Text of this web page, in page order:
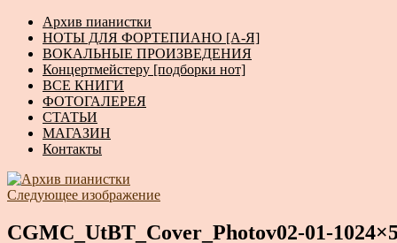
Архив пианистки
НОТЫ ДЛЯ ФОРТЕПИАНО [А-Я]
ВОКАЛЬНЫЕ ПРОИЗВЕДЕНИЯ
Концертмейстеру [подборки нот]
ВСЕ КНИГИ
ФОТОГАЛЕРЕЯ
СТАТЬИ
МАГАЗИН
Контакты
Следующее изображение
CGMC_UtBT_Cover_Photov02-01-